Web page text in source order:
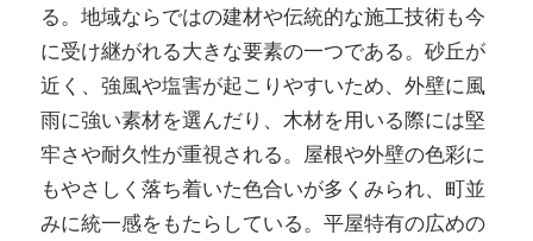
る。地域ならではの建材や伝統的な施工技術も今
に受け継がれる大きな要素の一つである。砂丘が
近く、強風や塩害が起こりやすいため、外壁に風
雨に強い素材を選んだり、木材を用いる際には堅
牢さや耐久性が重視される。屋根や外壁の色彩に
もやさしく落ち着いた色合いが多くみられ、町並
みに統一感をもたらしている。平屋特有の広めの